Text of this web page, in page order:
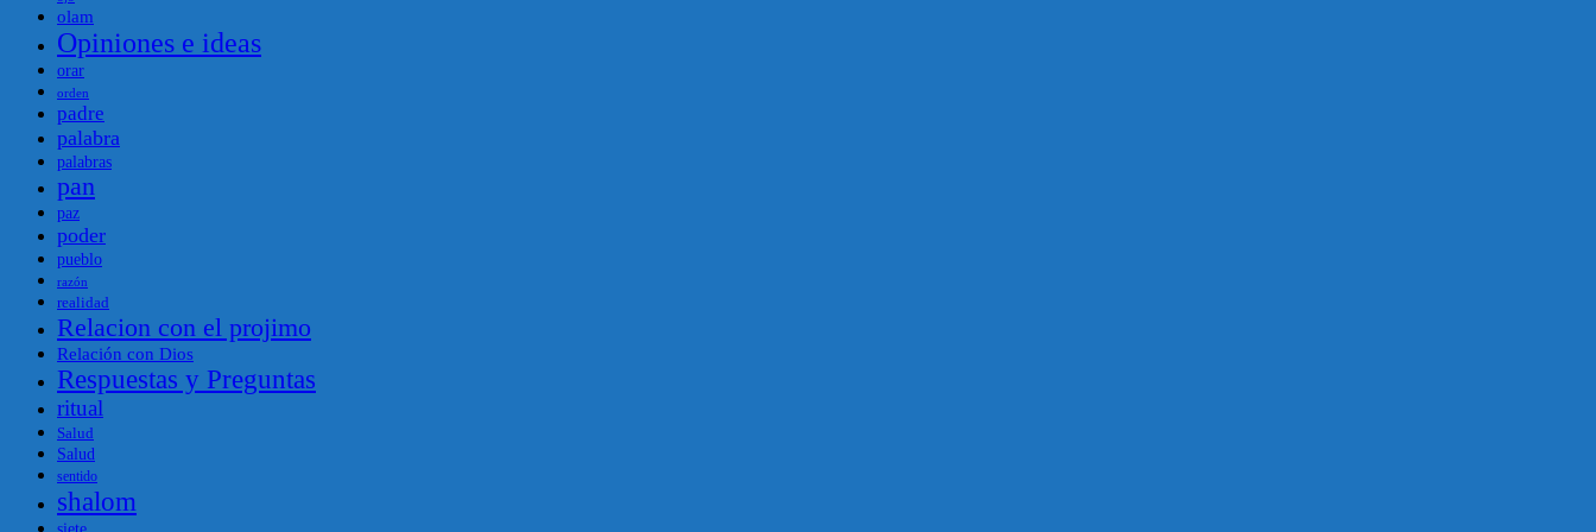
olam
Opiniones e ideas
orar
orden
padre
palabra
palabras
pan
paz
poder
pueblo
razón
realidad
Relacion con el projimo
Relación con Dios
Respuestas y Preguntas
ritual
Salud
Salud
sentido
shalom